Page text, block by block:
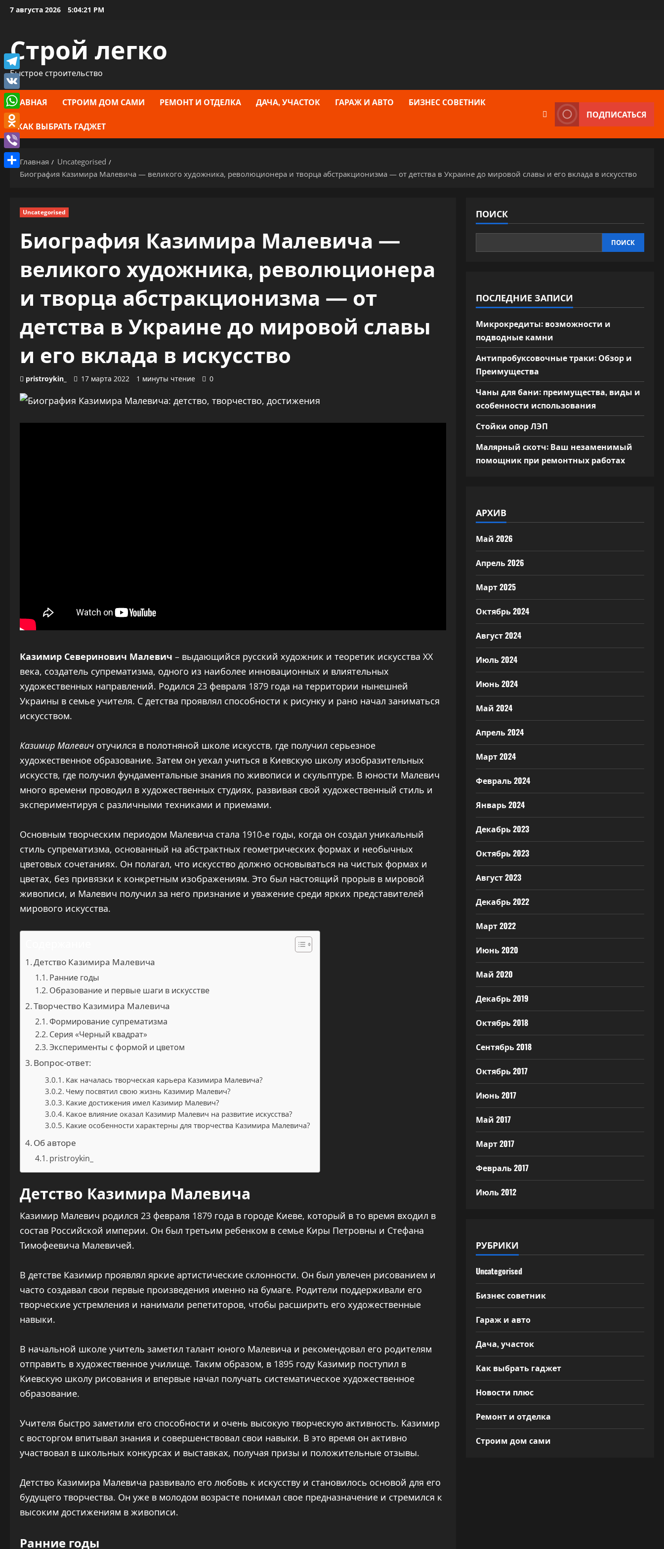
Перейти
7 августа 2026 5:04:22 PM
Строй легко
Быстрое строительство
ГЛАВНАЯ СТРОИМ ДОМ САМИ РЕМОНТ И ОТДЕЛКА ДАЧА, УЧАСТОК ГАРАЖ И АВТО БИЗНЕС СОВЕТНИК
КАК ВЫБРАТЬ ГАДЖЕТ
ПОДПИСАТЬСЯ
Главная
Uncategorised
Биография Казимира Малевича — великого художника, революционера и творца абстракционизма — от детства в Украине до мировой славы и его вклада в искусство
Uncategorised
Биография Казимира Малевича —
великого художника, революционера
и творца абстракционизма — от
детства в Украине до мировой славы
и его вклада в искусство
pristroykin_ 17 марта 2022 1 минуты чтение 0
Казимир Северинович Малевич – выдающийся русский художник и теоретик искусства XX
века, создатель супрематизма, одного из наиболее инновационных и влиятельных
художественных направлений. Родился 23 февраля 1879 года на территории нынешней
Украины в семье учителя. С детства проявлял способности к рисунку и рано начал заниматься
искусством.
Казимир Малевич отучился в полотняной школе искусств, где получил серьезное
художественное образование. Затем он уехал учиться в Киевскую школу изобразительных
искусств, где получил фундаментальные знания по живописи и скульптуре. В юности Малевич
много времени проводил в художественных студиях, развивая свой художественный стиль и
экспериментируя с различными техниками и приемами.
Основным творческим периодом Малевича стала 1910-е годы, когда он создал уникальный
стиль супрематизма, основанный на абстрактных геометрических формах и необычных
цветовых сочетаниях. Он полагал, что искусство должно основываться на чистых формах и
цветах, без привязки к конкретным изображениям. Это был настоящий прорыв в мировой
живописи, и Малевич получил за него признание и уважение среди ярких представителей
мирового искусства.
Детство Казимира Малевича
Ранние годы
Образование и первые шаги в искусстве
Творчество Казимира Малевича
Формирование супрематизма
Серия «Черный квадрат»
Эксперименты с формой и цветом
Вопрос-ответ:
Как началась творческая карьера Казимира Малевича?
Чему посвятил свою жизнь Казимир Малевич?
Какие достижения имел Казимир Малевич?
Какое влияние оказал Казимир Малевич на развитие искусства?
Какие особенности характерны для творчества Казимира Малевича?
Об авторе
pristroykin_
Детство Казимира Малевича
Казимир Малевич родился 23 февраля 1879 года в городе Киеве, который в то время входил в
состав Российской империи. Он был третьим ребенком в семье Киры Петровны и Стефана
Тимофеевича Малевичей.
В детстве Казимир проявлял яркие артистические склонности. Он был увлечен рисованием и
часто создавал свои первые произведения именно на бумаге. Родители поддерживали его
творческие устремления и нанимали репетиторов, чтобы расширить его художественные
навыки.
В начальной школе учитель заметил талант юного Малевича и рекомендовал его родителям
отправить в художественное училище. Таким образом, в 1895 году Казимир поступил в
Киевскую школу рисования и впервые начал получать систематическое художественное
образование.
Учителя быстро заметили его способности и очень высокую творческую активность. Казимир
с восторгом впитывал знания и совершенствовал свои навыки. В это время он активно
участвовал в школьных конкурсах и выставках, получая призы и положительные отзывы.
Детство Казимира Малевича развивало его любовь к искусству и становилось основой для его
будущего творчества. Он уже в молодом возрасте понимал свое предназначение и стремился к
высоким достижениям в живописи.
Ранние годы
ПОИСК
ПОИСК
ПОСЛЕДНИЕ ЗАПИСИ
Микрокредиты: возможности и
подводные камни
Антипробуксовочные траки: Обзор и
Преимущества
Чаны для бани: преимущества, виды и
особенности использования
Стойки опор ЛЭП
Малярный скотч: Ваш незаменимый
помощник при ремонтных работах
АРХИВ
Май 2026
Апрель 2026
Март 2025
Октябрь 2024
Август 2024
Июль 2024
Июнь 2024
Май 2024
Апрель 2024
Март 2024
Февраль 2024
Январь 2024
Декабрь 2023
Октябрь 2023
Август 2023
Декабрь 2022
Март 2022
Июнь 2020
Май 2020
Декабрь 2019
Октябрь 2018
Сентябрь 2018
Октябрь 2017
Июнь 2017
Май 2017
Март 2017
Февраль 2017
Июль 2012
РУБРИКИ
Uncategorised
Бизнес советник
Гараж и авто
Дача, участок
Как выбрать гаджет
Новости плюс
Ремонт и отделка
Строим дом сами
Telegram
VK
WhatsApp
Odnoklassniki
Viber
Отправить